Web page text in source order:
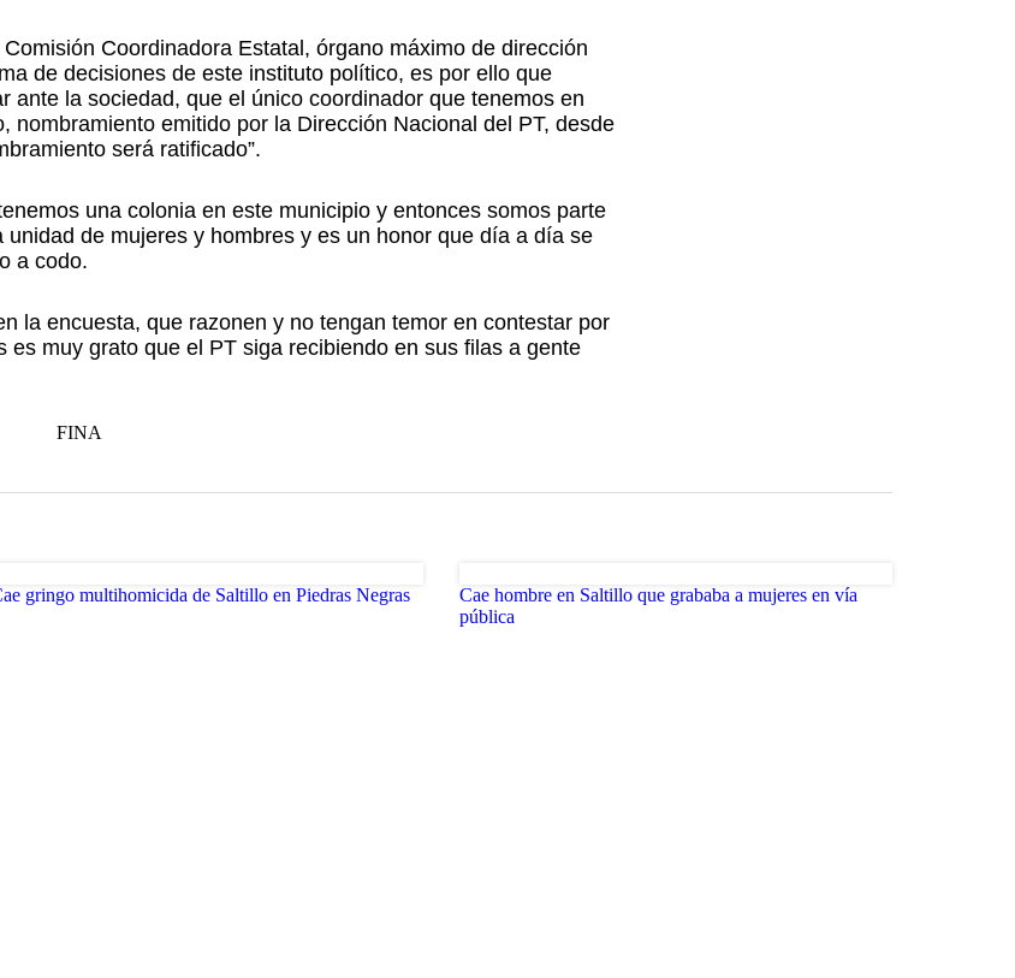
Coordinadora Estatal, órgano máximo de dirección
de decisiones de este instituto político, es por ello que
ante la sociedad, que el único coordinador que tenemos en
nombramiento emitido por la Dirección Nacional del PT, desde
será ratificado”.
una colonia en este municipio y entonces somos parte
de mujeres y hombres y es un honor que día a día se
a codo.
la encuesta, que razonen y no tengan temor en contestar por
muy grato que el PT siga recibiendo en sus filas a gente
gringo multihomicida de Saltillo en Piedras Negras
Cae hombre en Saltillo que grababa a mujeres en vía
pública